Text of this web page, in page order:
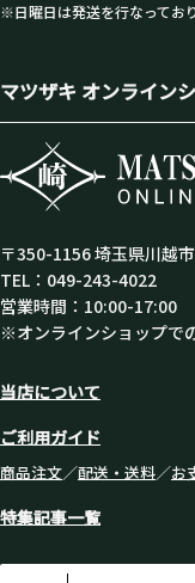
※日曜日は発送を行なってお
マツザキ オンライン
〒350-1156 埼玉県川越
TEL：049-243-4022
営業時間：10:00-17:00
※オンラインショップで
当店について
ご利用ガイド
商品注文／配送・送料／お
特集記事一覧